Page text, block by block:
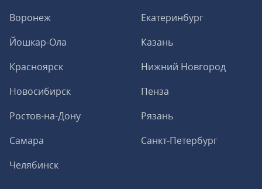
Воронеж
Екатеринбург
Йошкар-Ола
Казань
Красноярск
Нижний Новгород
Новосибирск
Пенза
Ростов-на-Дону
Рязань
Самара
Санкт-Петербург
Челябинск